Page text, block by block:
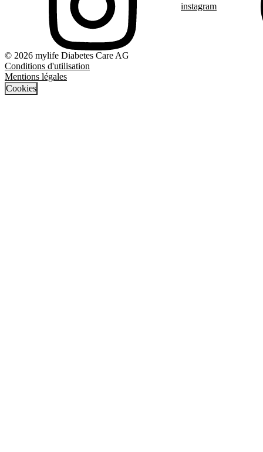
instagram
© 2026 mylife Diabetes Care AG
Conditions d'utilisation
Mentions légales
Cookies